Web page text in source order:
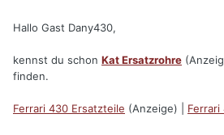
Hallo Gast Dany430,
kennst du schon Kat Ersatzrohre
finden.
Ferrari 430 Ersatzteile (Anzeige) |